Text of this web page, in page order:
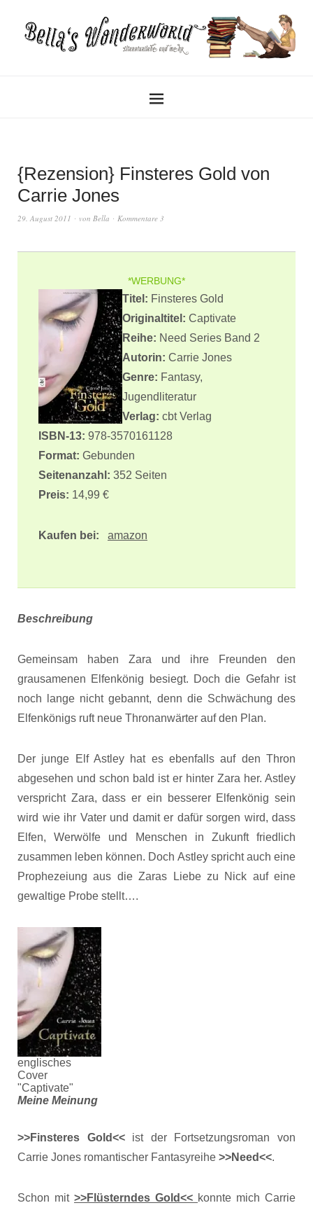
{Rezension} Finsteres Gold von
Carrie Jones
29. August 2011 von Bella Kommentare 3
*WERBUNG*
Titel: Finsteres Gold
Originaltitel: Captivate
Reihe: Need Series Band 2
Autorin: Carrie Jones
Genre: Fantasy,
Jugendliteratur
Verlag: cbt Verlag
ISBN-13: 978-3570161128
Format: Gebunden
Seitenanzahl: 352 Seiten
Preis: 14,99 €
Kaufen bei: amazon
Beschreibung
Gemeinsam haben Zara und ihre Freunden den
grausamenen Elfenkönig besiegt. Doch die Gefahr ist
noch lange nicht gebannt, denn die Schwächung des
Elfenkönigs ruft neue Thronanwärter auf den Plan.
Der junge Elf Astley hat es ebenfalls auf den Thron
abgesehen und schon bald ist er hinter Zara her. Astley
verspricht Zara, dass er ein besserer Elfenkönig sein
wird wie ihr Vater und damit er dafür sorgen wird, dass
Elfen, Werwölfe und Menschen in Zukunft friedlich
zusammen leben können. Doch Astley spricht auch eine
Prophezeiung aus die Zaras Liebe zu Nick auf eine
gewaltige Probe stellt….
englisches
Cover
"Captivate"
Meine Meinung
>>Finsteres Gold<<ist der Fortsetzungsroman von
Carrie Jones romantischer Fantasyreihe >>Need<<.
Schon mit >>Flüsterndes Gold<< konnte mich Carrie